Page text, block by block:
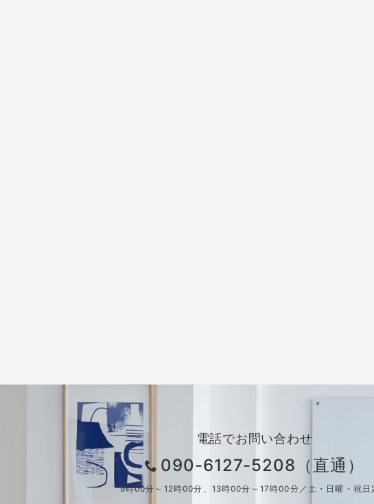
電話でお問い合わせ
090-6127-5208（直通）
9時00分～12時00分、13時00分～17時00分／土・日曜・祝日